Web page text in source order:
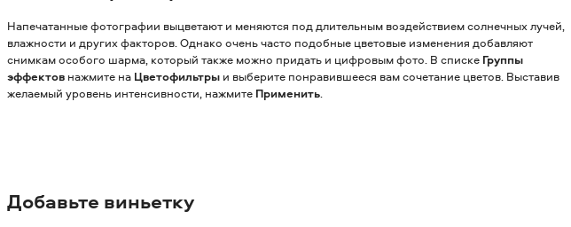
Напечатанные фотографии выцветают и меняются под длительным воздействием солнечных лучей,
влажности и других факторов. Однако очень часто подобные цветовые изменения добавляют
снимкам особого шарма, который также можно придать и цифровым фото. В списке Группы
эффектов нажмите на Цветофильтры и выберите понравившееся вам сочетание цветов. Выставив
желаемый уровень интенсивности, нажмите Применить.
Добавьте виньетку